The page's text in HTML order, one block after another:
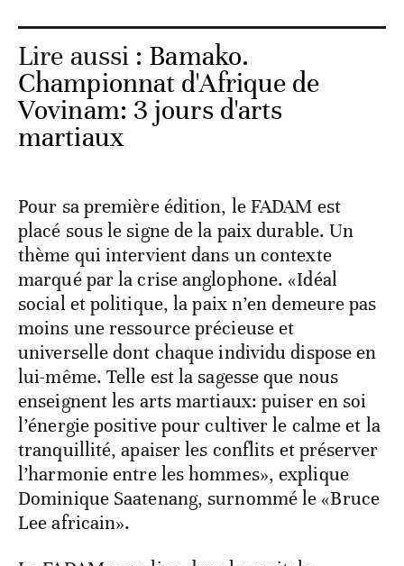
Lire aussi : Bamako.
Championnat d'Afrique de
Vovinam: 3 jours d'arts
martiaux
Pour sa première édition, le FADAM est
placé sous le signe de la paix durable. Un
thème qui intervient dans un contexte
marqué par la crise anglophone. «Idéal
social et politique, la paix n’en demeure pas
moins une ressource précieuse et
universelle dont chaque individu dispose en
lui-même. Telle est la sagesse que nous
enseignent les arts martiaux: puiser en soi
l’énergie positive pour cultiver le calme et la
tranquillité, apaiser les conflits et préserver
l’harmonie entre les hommes», explique
Dominique Saatenang, surnommé le «Bruce
Lee africain».